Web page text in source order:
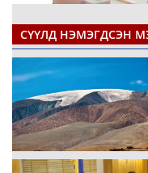
СҮҮЛД НЭМЭГДСЭН